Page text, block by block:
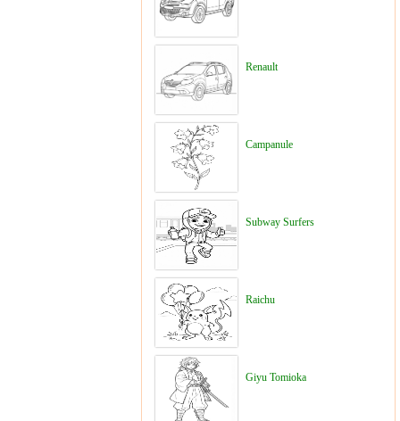
Renault
Campanule
Subway Surfers
Raichu
Giyu Tomioka